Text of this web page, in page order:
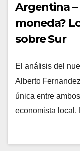
Argentina –
moneda?
sobre Sur
El análisis del
Alberto
única entre
economista